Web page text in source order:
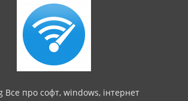
Все про софт, windows, інтернет